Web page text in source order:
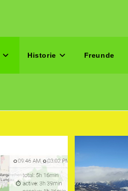
Historie Freunde